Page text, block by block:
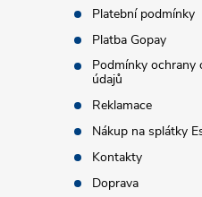
Platební podmínky
Platba Gopay
Podmínky ochrany
údajů
Reklamace
Nákup na splátky
Kontakty
Doprava